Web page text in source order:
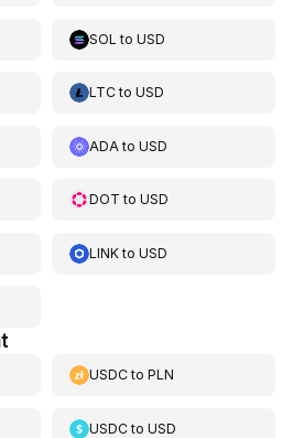
SOL toUSD
LTCtoUSD
ADA toUSD
DOT toUSD
LINKtoUSD
USDCtoPLN
USDCtoUSD